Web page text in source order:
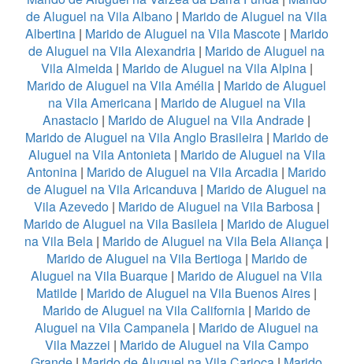
de Aluguel na Vila Albano | Marido de Aluguel na Vila
Albertina| Marido de Aluguel na Vila Mascote| Marido
de Aluguel na Vila Alexandria | Marido de Aluguel na
Vila Almeida | Marido de Aluguel na Vila Alpina |
Marido de Aluguel na Vila Amélia | Marido de Aluguel
na Vila Americana| Marido de Aluguel na Vila
Anastacio | Marido de Aluguel na Vila Andrade |
Marido de Aluguel na Vila Anglo Brasileira| Marido de
Aluguel na Vila Antonieta| Marido de Aluguel na Vila
Antonina | Marido de Aluguel na Vila Arcadia | Marido
de Aluguel na Vila Aricanduva | Marido de Aluguel na
Vila Azevedo| Marido de Aluguel na Vila Barbosa|
Marido de Aluguel na Vila Basileia | Marido de Aluguel
na Vila Bela | Marido de Aluguel na Vila Bela Aliança |
Marido de Aluguel na Vila Bertioga| Marido de
Aluguel na Vila Buarque | Marido de Aluguel na Vila
Matilde | Marido de Aluguel na Vila Buenos Aires |
Marido de Aluguel na Vila California | Marido de
Aluguel na Vila Campanela | Marido de Aluguel na
Vila Mazzei | Marido de Aluguel na Vila Campo